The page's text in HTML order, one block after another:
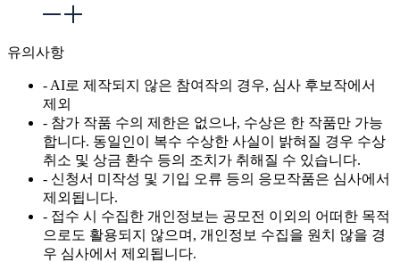
유의사항
- AI로 제작되지 않은 참여작의 경우, 심사 후보작에서
제외
- 참가 작품 수의 제한은 없으나, 수상은 한 작품만 가능
합니다. 동일인이 복수 수상한 사실이 밝혀질 경우 수상
취소 및 상금 환수 등의 조치가 취해질 수 있습니다.
- 신청서 미작성 및 기입 오류 등의 응모작품은 심사에서
제외됩니다.
- 접수 시 수집한 개인정보는 공모전 이외의 어떠한 목적
으로도 활용되지 않으며, 개인정보 수집을 원치 않을 경
우 심사에서 제외됩니다.